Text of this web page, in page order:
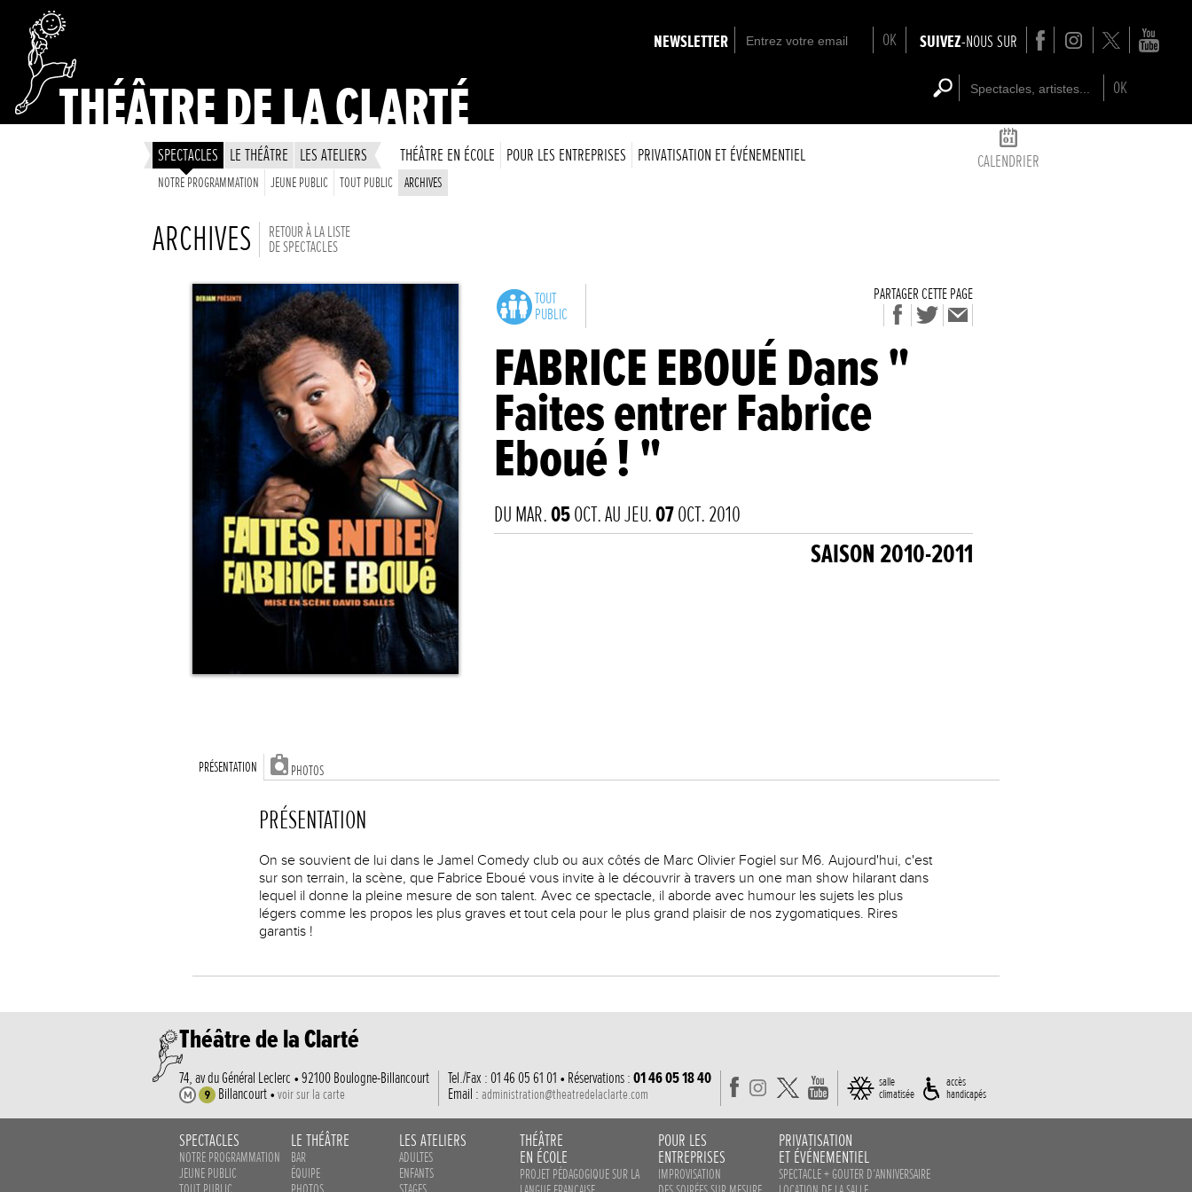
THÉÂTRE DE LA CLARTÉ
NEWSLETTER OK SUIVEZ-NOUS SUR
OK
SPECTACLES
NOTRE PROGRAMMATION JEUNE PUBLIC TOUT PUBLIC ARCHIVES
LE THÉÂTRE LES ATELIERS THÉÂTRE EN ÉCOLE POUR LES ENTREPRISES PRIVATISATION ET ÉVÉNEMENTIEL CALENDRIER
ARCHIVES RETOUR À LA LISTE
DE SPECTACLES
TOUT
PUBLIC
PARTAGER CETTE PAGE
FABRICE EBOUÉ Dans "
Faites entrer Fabrice
Eboué ! "
DU MAR.05OCT. AU JEU.07OCT. 2010
SAISON 2010-2011
PRÉSENTATION PHOTOS
PRÉSENTATION
On se souvient de lui dans le Jamel Comedy club ou aux côtés de Marc Olivier Fogiel sur M6. Aujourd'hui, c'est
sur son terrain, la scène, que Fabrice Eboué vous invite à le découvrir à travers un one man show hilarant dans
lequel il donne la pleine mesure de son talent. Avec ce spectacle, il aborde avec humour les sujets les plus
légers comme les propos les plus graves et tout cela pour le plus grand plaisir de nos zygomatiques. Rires
garantis !
Théâtre de la Clarté
74, av du Général Leclerc • 92100 Boulogne-Billancourt
Billancourt • voir sur la carte
Tel./Fax : 01 46 05 61 01 • Réservations :01 46 05 18 40
Email : administration@theatredelaclarte.com
salle
climatisée
accès
handicapés
SPECTACLES
NOTRE PROGRAMMATION
JEUNE PUBLIC
LE THÉÂTRE
BAR
ÉQUIPE
LES ATELIERS
ADULTES
ENFANTS
THÉÂTRE
EN ÉCOLE
PROJET PÉDAGOGIQUE SUR LA
POUR LES
ENTREPRISES
IMPROVISATION
PRIVATISATION
ET ÉVÉNEMENTIEL
SPECTACLE + GOUTER D‘ANNIVERSAIRE